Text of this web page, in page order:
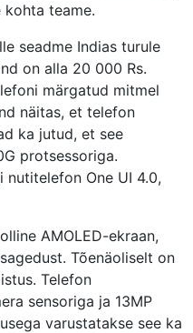
kohta teame.
seadme Indias turule
on alla 20 000 Rs.
märgatud mitmel
näitas, et telefon
ka jutud, et see
protsessoriga.
One UI 4.0,
AMOLED-ekraan,
Tõenäoliselt on
Telefon
sensoriga ja 13MP
varustatakse see ka